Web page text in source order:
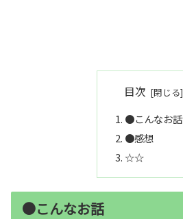
目次
●こんなお話
●感想
☆☆
●こんなお話